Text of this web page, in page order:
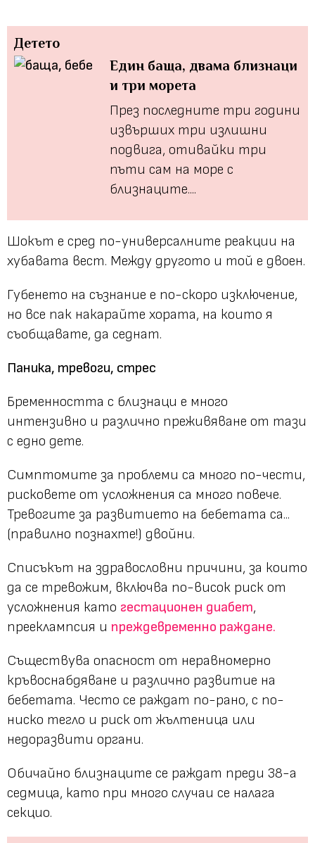
Детето
Един баща, двама близнаци
и три морета
През последните три години
извърших три излишни
подвига, отивайки три
пъти сам на море с
близнаците....
Шокът е сред по-универсалните реакции на
хубавата вест. Между другото и той е двоен.
Губенето на съзнание е по-скоро изключение,
но все пак накарайте хората, на които я
съобщавате, да седнат.
Паника, тревоги, стрес
Бременността с близнаци е много
интензивно и различно преживяване от тази
с едно дете.
Симптомите за проблеми са много по-чести,
рисковете от усложнения са много повече.
Тревогите за развитието на бебетата са...
(правилно познахте!) двойни.
Списъкът на здравословни причини, за които
да се тревожим, включва по-висок риск от
усложнения като гестационен диабет,
прееклампсия и преждевременно раждане.
Съществува опасност от неравномерно
кръвоснабдяване и различно развитие на
бебетата. Често се раждат по-рано, с по-
ниско тегло и риск от жълтеница или
недоразвити органи.
Обичайно близнаците се раждат преди 38-а
седмица, като при много случаи се налага
секцио.